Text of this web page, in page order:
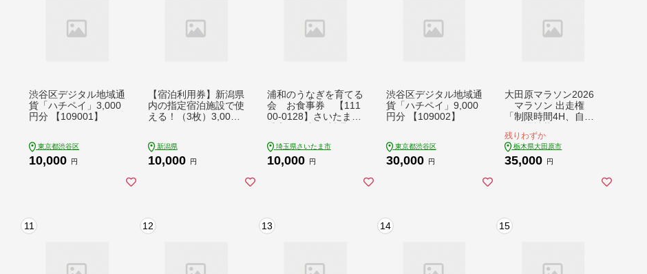
渋谷区デジタル地域通
貨「ハチペイ」3,000
円分 【109001】
東京都渋谷区
10,000 円
【宿泊利用券】新潟県
内の指定宿泊施設で使
える！（3枚）3,000
新潟県
10,000 円
浦和のうなぎを育てる
会 お食事券 【111
00-0128】さいたま
伝統の味 旅行 観光 ト
ラベル チケット 有効
埼玉県さいたま市
10,000 円
渋谷区デジタル地域通
貨「ハチペイ」9,000
円分 【109002】
東京都渋谷区
30,000 円
大田原マラソン2026
マラソン 出走権
「制限時間4H、自己
残りわずか
栃木県大田原市
35,000 円
11 12 13 14 15